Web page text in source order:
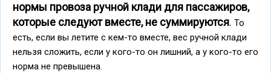
нормы провоза ручной клади для пассажиров,
которые следуют вместе, не суммируются. То
есть, если вы летите с кем-то вместе, вес ручной клади
нельзя сложить, если у кого-то он лишний, а у кого-то его
норма не превышена.